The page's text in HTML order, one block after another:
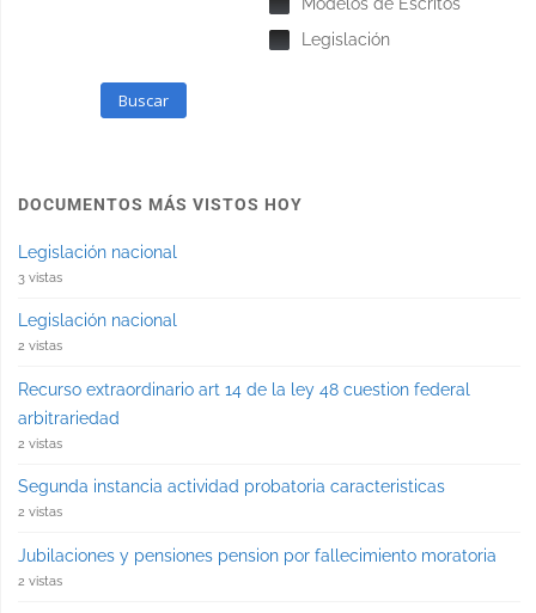
Modelos de Escritos
Legislación
Buscar
DOCUMENTOS MÁS VISTOS HOY
Legislación nacional
3 vistas
Legislación nacional
2 vistas
Recurso extraordinario art 14 de la ley 48 cuestion federal
arbitrariedad
2 vistas
Segunda instancia actividad probatoria caracteristicas
2 vistas
Jubilaciones y pensiones pension por fallecimiento moratoria
2 vistas